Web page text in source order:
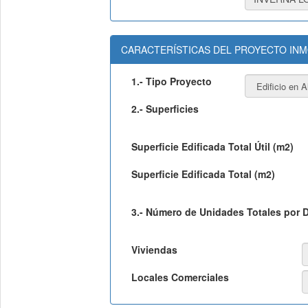
CARACTERÍSTICAS DEL PROYECTO
1.- Tipo Proyecto
2.- Superficies
Superficie Edificada Total Útil (m2)
Superficie Edificada Total (m2)
3.- Número de Unidades Totales por
Viviendas
Locales Comerciales